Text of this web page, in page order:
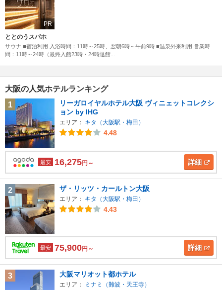
PR
ととのうスパホ
サウナ ■宿泊利用 入浴時間：11時～25時、翌朝6時～午前9時 ■温泉外来利用 営業時
間：11時～24時（最終入館23時・24時退館...
大阪の人気ホテルランキング
1
リーガロイヤルホテル大阪 ヴィニェットコレクシ
ョン by IHG
エリア： キタ（大阪駅・梅田）
4.48
最安 16,275円～ 詳細
2 ザ・リッツ・カールトン大阪
エリア： キタ（大阪駅・梅田）
4.43
最安 75,900円～ 詳細
3 大阪マリオット都ホテル
エリア： ミナミ（難波・天王寺）